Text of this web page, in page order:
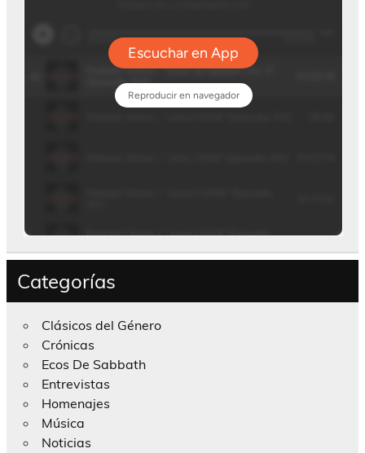
Categorías
Clásicos del Género
Crónicas
Ecos De Sabbath
Entrevistas
Homenajes
Música
Noticias